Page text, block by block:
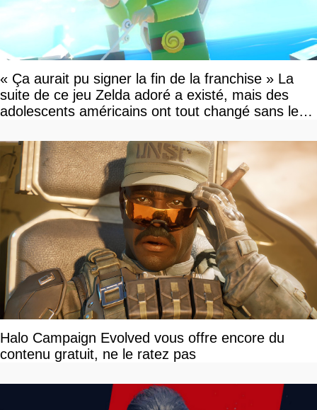
« Ça aurait pu signer la fin de la franchise » La
suite de ce jeu Zelda adoré a existé, mais des
adolescents américains ont tout changé sans le
Halo Campaign Evolved vous offre encore du
contenu gratuit, ne le ratez pas